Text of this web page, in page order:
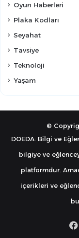
Oyun Haberleri
Plaka Kodları
Seyahat
Tavsiye
Teknoloji
Yaşam
©
DOEDA: Bilgi ve
bilgiye ve
platformdur.
içerikleri ve